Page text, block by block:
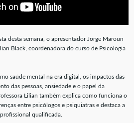
desta semana, o apresentador Jorge Maroun
Black, coordenadora do curso de Psicologia
saúde mental na era digital, os impactos das
das pessoas, ansiedade e o papel da
Lilian também explica como funciona o
entre psicólogos e psiquiatras e destaca a
qualificada.